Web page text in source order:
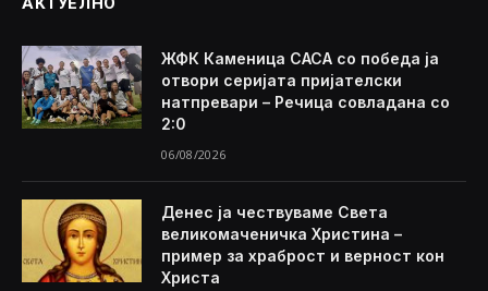
ЖФК Каменица САСА со победа ја
отвори серијата пријателски
натпревари – Речица совладана со
2:0
06/08/2026
Денес ја чествуваме Света
великомаченичка Христина –
пример за храброст и верност кон
Христа